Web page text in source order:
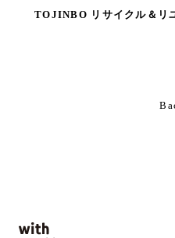
TOJINBO リサイクル＆リ